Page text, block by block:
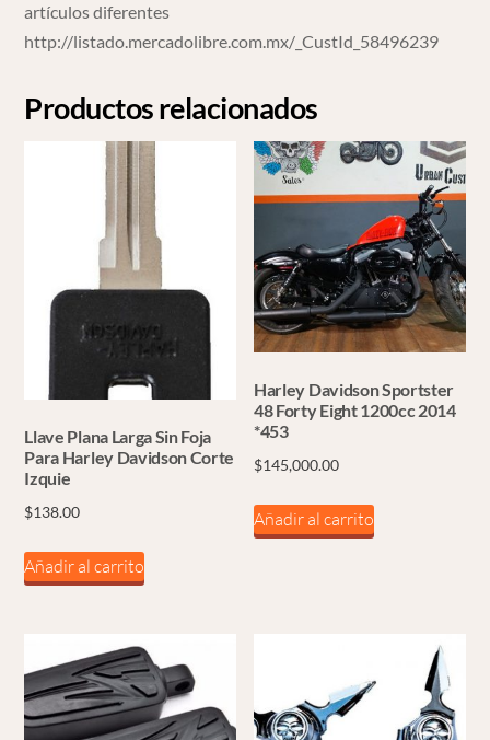
artículos diferentes
http://listado.mercadolibre.com.mx/_CustId_58496239
Productos relacionados
Llave Plana Larga Sin Foja
Para Harley Davidson Corte
Izquie
$138.00
Añadir al carrito
Harley Davidson Sportster
48 Forty Eight 1200cc 2014
*453
$145,000.00
Añadir al carrito